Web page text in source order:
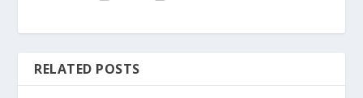
RELATED POSTS